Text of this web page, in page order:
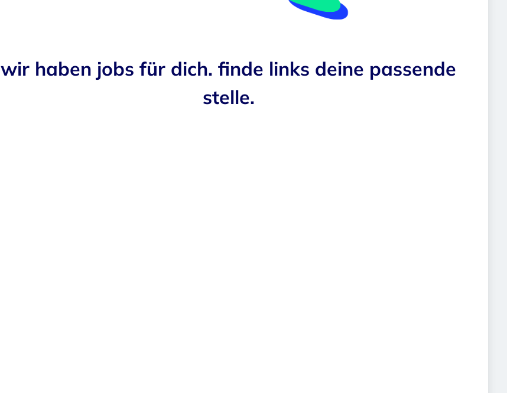
wir haben jobs für dich. finde links deine passende
stelle.